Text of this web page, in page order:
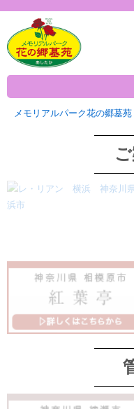
メモリアルパーク花の郷墓